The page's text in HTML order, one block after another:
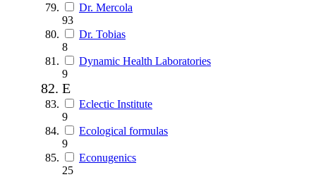
Dr. Mercola
93
Dr. Tobias
8
Dynamic Health Laboratories
9
E
Eclectic Institute
9
Ecological formulas
9
Econugenics
25